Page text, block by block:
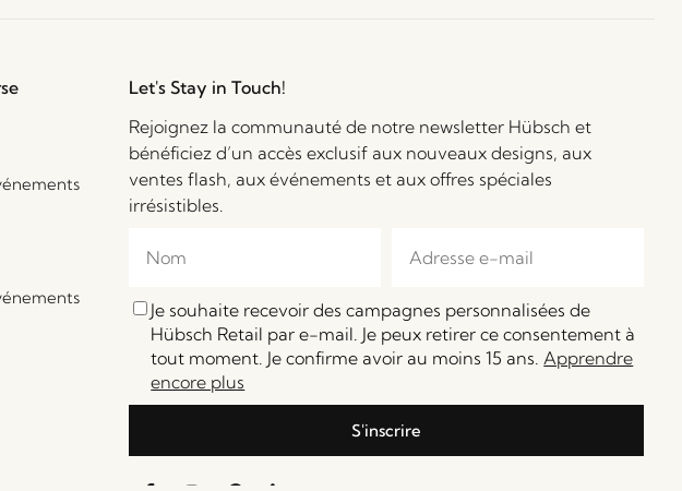
Let's Stay in Touch!
Rejoignez la communauté de notre newsletter Hübsch et
bénéficiez d’un accès exclusif aux nouveaux designs, aux
ventes flash, aux événements et aux offres spéciales
irrésistibles.
Je souhaite recevoir des campagnes personnalisées de
Hübsch Retail par e-mail. Je peux retirer ce consentement à
tout moment. Je confirme avoir au moins 15 ans. Apprendre
encore plus
S'inscrire